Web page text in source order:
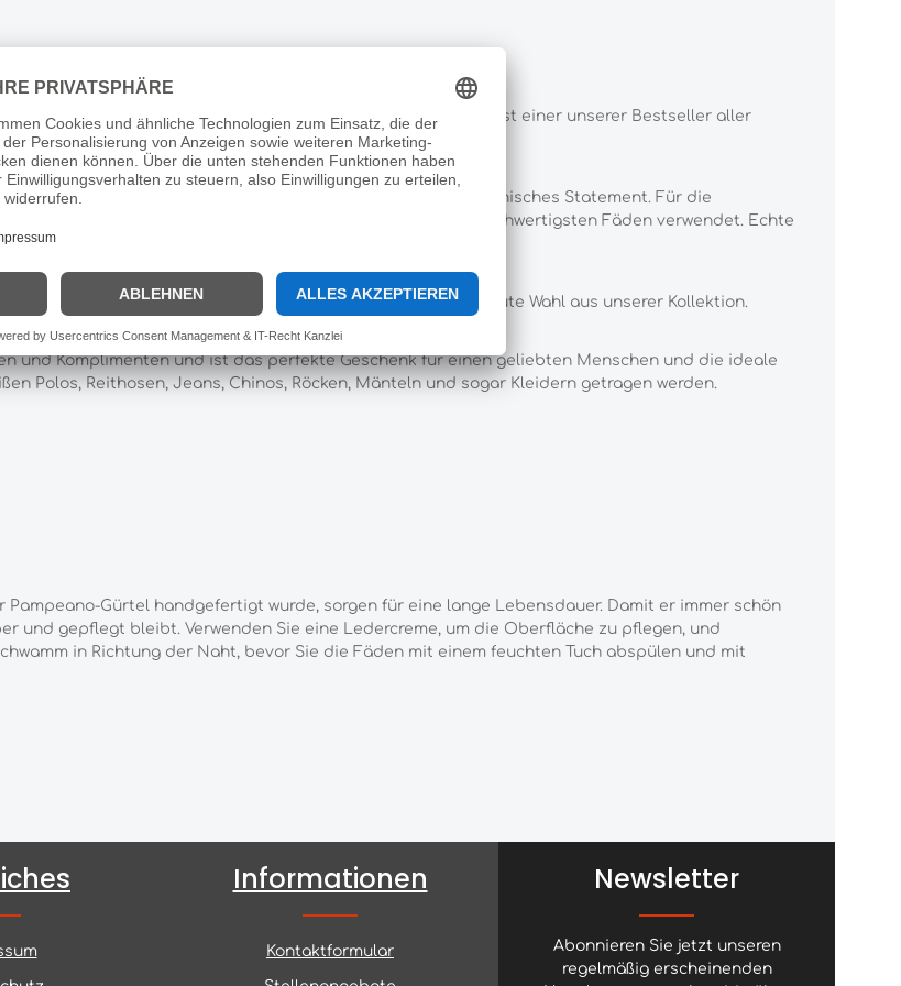
Pologürtel Multi 100"
Creme, Hellblau und Rot. Der farbenfrohe Multi-Gürtel ist einer unserer Bestseller aller
und Polo-Gürtel, setzen auf und neben dem Poloplatz ein ikonisches Statement. Für die
hochwertigste, butterweiche argentinische Leder und die hochwertigsten Fäden verwendet. Echte
Stück von Hand herzustellen und zu nähen.
Alters, egal ob Sie Polo spielen oder nicht, und ist eine gute Wahl aus unserer Kollektion.
und Komplimenten und ist das perfekte Geschenk für einen geliebten Menschen und die ideale
Polos, Reithosen, Jeans, Chinos, Röcken, Mänteln und sogar Kleidern getragen werden.
Pampeano-Gürtel handgefertigt wurde, sorgen für eine lange Lebensdauer. Damit er immer schön
und gepflegt bleibt. Verwenden Sie eine Ledercreme, um die Oberfläche zu pflegen, und
in Richtung der Naht, bevor Sie die Fäden mit einem feuchten Tuch abspülen und mit
Informationen
Kontaktformular
Newsletter
Abonnieren Sie jetzt unseren
regelmäßig erscheinenden